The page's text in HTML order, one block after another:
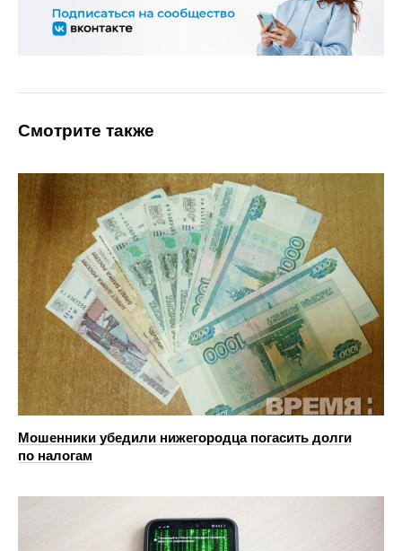
Смотрите также
Мошенники убедили нижегородца погасить долги
по налогам